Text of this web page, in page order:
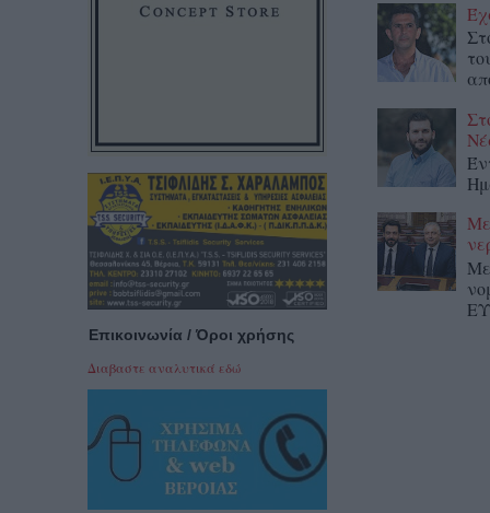
Με
Επικοινωνία / Όροι χρήσης
Διαβαστε αναλυτικά εδώ